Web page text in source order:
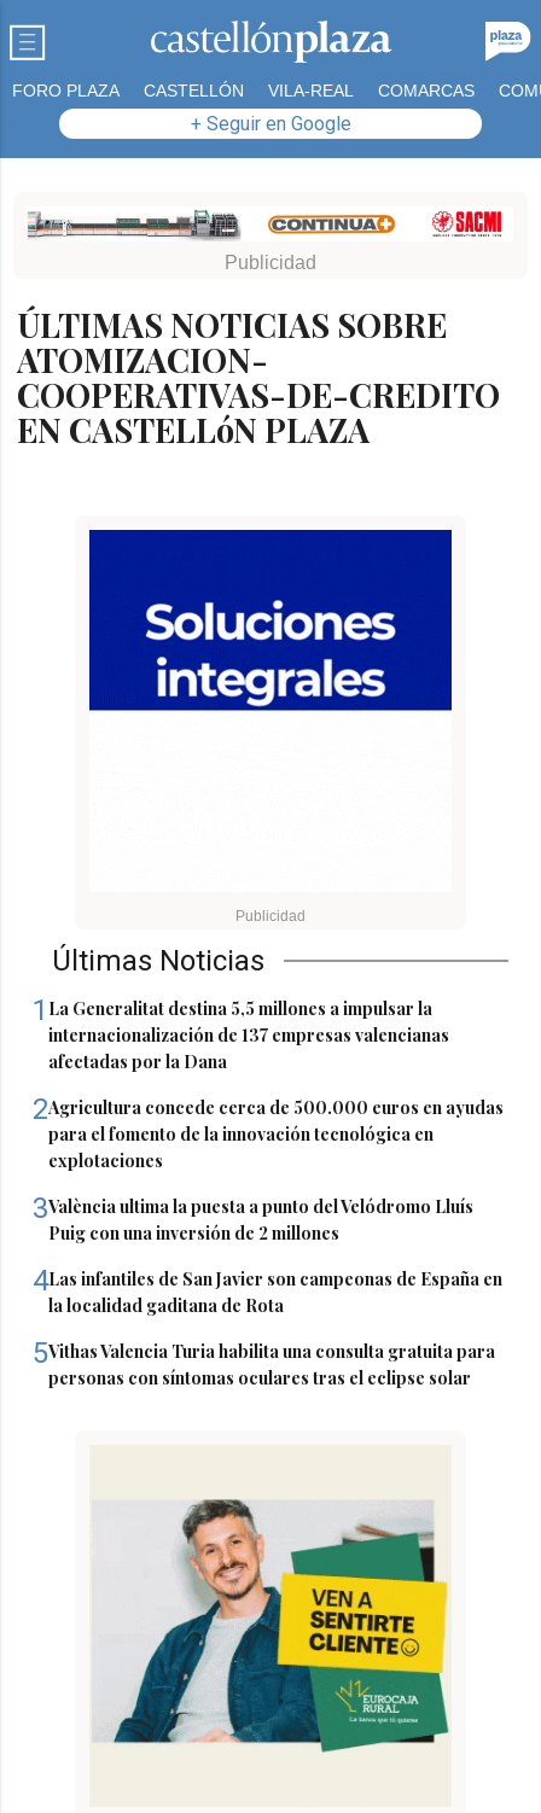
FORO PLAZA CASTELLÓN VILA-REAL COMARCAS
+ Seguir en Google
ÚLTIMAS NOTICIAS SOBRE
ATOMIZACION-
COOPERATIVAS-DE-CREDITO
EN CASTELLóN PLAZA
Últimas Noticias
1 La Generalitat destina 5,5 millones a impulsar la
internacionalización de 137 empresas valencianas
afectadas por la Dana
2Agricultura concede cerca de 500.000 euros en ayudas
para el fomento de la innovación tecnológica en
explotaciones
3València ultima la puesta a punto del Velódromo Lluís
Puig con una inversión de 2 millones
4Las infantiles de San Javier son campeonas de España en
la localidad gaditana de Rota
5Vithas Valencia Turia habilita una consulta gratuita para
personas con síntomas oculares tras el eclipse solar